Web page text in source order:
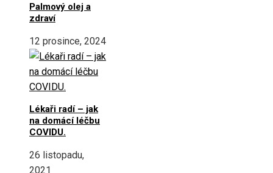
Palmový olej a
zdraví
12 prosince, 2024
Lékaři radí – jak
na domácí léčbu
COVIDU.
26 listopadu,
2021